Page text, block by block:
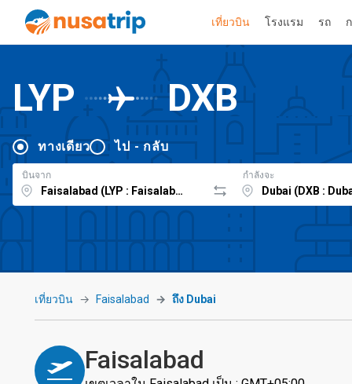
เที่ยวบิน โรงแรม รถ
LYP DXB
ทางเดียว ไป - กลับ
บินจาก กำลังจะ
เที่ยวบิน Faisalabad ถึง Dubai
Faisalabad